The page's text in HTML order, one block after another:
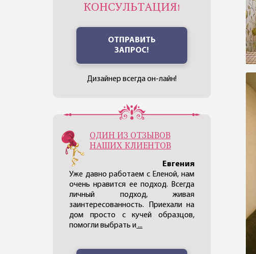
КОНСУЛЬТАЦИЯ!
ОТПРАВИТЬ
ЗАПРОС!
Дизайнер всегда он-лайн!
ОДИН ИЗ ОТЗЫВОВ
НАШИХ КЛИЕНТОВ
Евгения
Уже давно работаем с Еленой, нам
очень нравится ее подход. Всегда
личный подход, живая
заинтересованность. Приехали на
дом просто с кучей образцов,
помогли выбрать и...